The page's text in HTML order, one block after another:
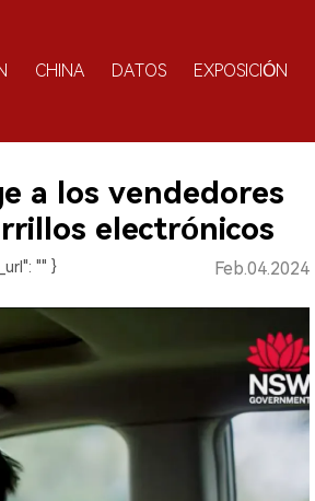
CHINA DATOS EXPOSICIÓN
a los vendedores
electrónicos
"" } Feb.04.2024